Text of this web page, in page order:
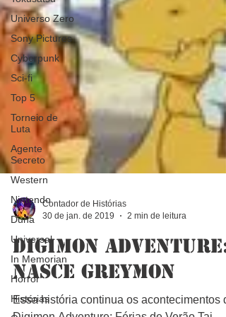
Universo Zero
Sony Pictures
Cyberpunk
Sci-fi
Top 5
Torneio de
Luta
Agente
Secreto
Western
Nintendo
Duna
Universal
In Memorian
Horror
Histórias
Contador de Histórias
30 de jan. de 2019
2 min de leitura
Digimon Adventure: